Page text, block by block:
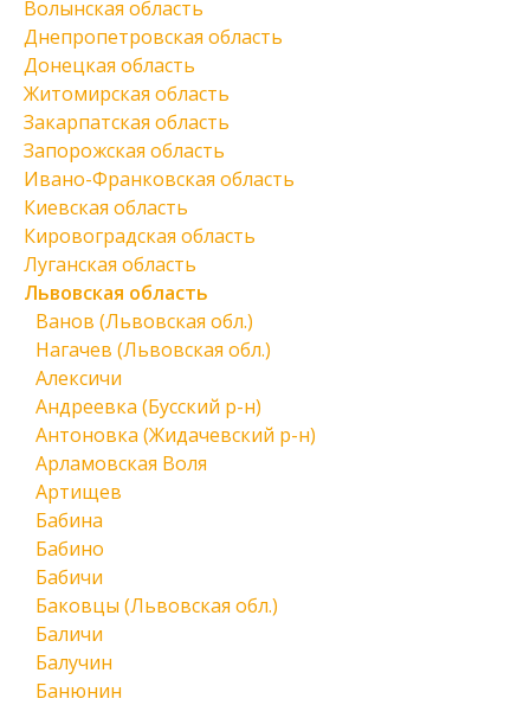
Волынская область
Днепропетровская область
Донецкая область
Житомирская область
Закарпатская область
Запорожская область
Ивано-Франковская область
Киевская область
Кировоградская область
Луганская область
Львовская область
Ванов (Львовская обл.)
Нагачев (Львовская обл.)
Алексичи
Андреевка (Бусский р-н)
Антоновка (Жидачевский р-н)
Арламовская Воля
Артищев
Бабина
Бабино
Бабичи
Баковцы (Львовская обл.)
Баличи
Балучин
Банюнин